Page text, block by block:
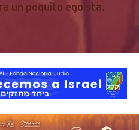
un poquito egoísta.